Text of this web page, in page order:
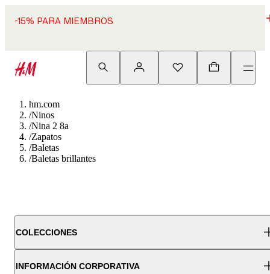
-15% PARA MIEMBROS
hm.com
/Ninos
/Nina 2 8a
/Zapatos
/Baletas
/Baletas brillantes
COLECCIONES
INFORMACIÓN CORPORATIVA